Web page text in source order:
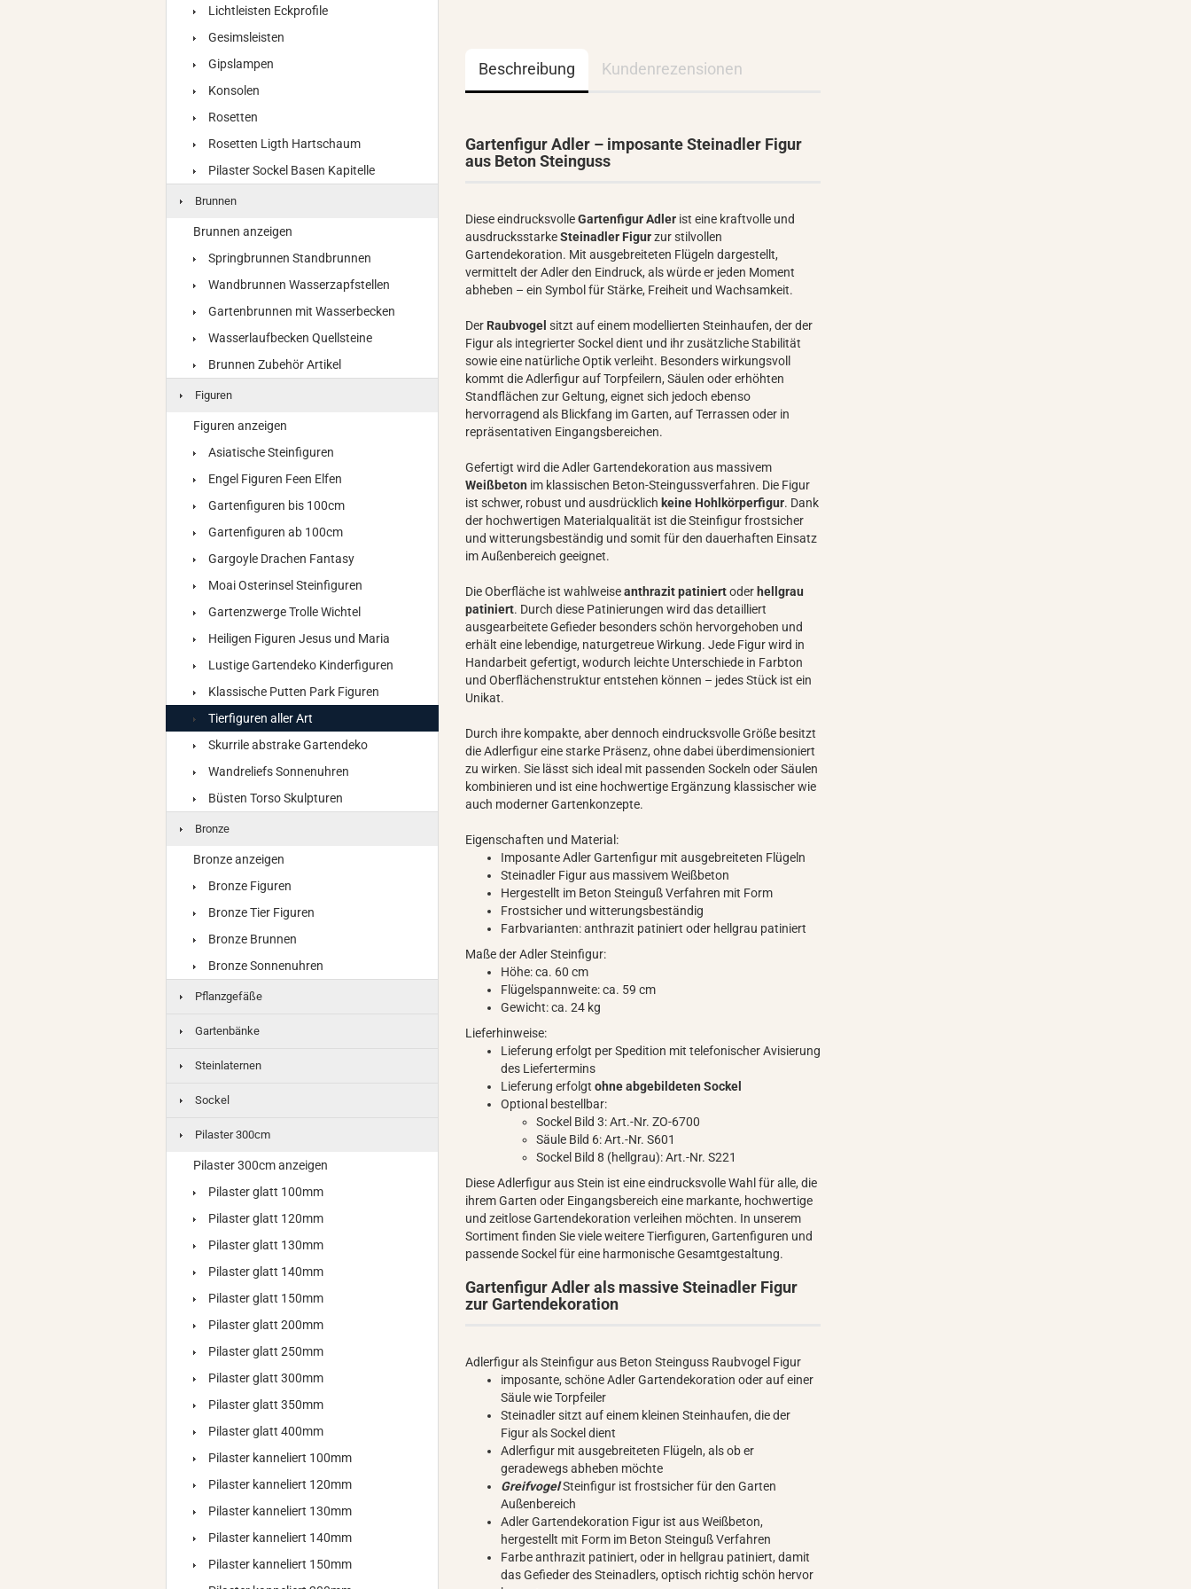
Beschreibung Kundenrezensionen
Gartenfigur Adler – imposante Steinadler Figur
aus Beton Steinguss
Diese eindrucksvolleGartenfigur Adler ist eine kraftvolle und
ausdrucksstarkeSteinadler Figurzur stilvollen
Gartendekoration. Mit ausgebreiteten Flügeln dargestellt,
vermittelt der Adler den Eindruck, als würde er jeden Moment
abheben – ein Symbol für Stärke, Freiheit und Wachsamkeit.
Der Raubvogel sitzt auf einem modellierten Steinhaufen, der der
Figur als integrierter Sockel dient und ihr zusätzliche Stabilität
sowie eine natürliche Optik verleiht. Besonders wirkungsvoll
kommt die Adlerfigur auf Torpfeilern, Säulen oder erhöhten
Standflächen zur Geltung, eignet sich jedoch ebenso
hervorragend als Blickfang im Garten, auf Terrassen oder in
repräsentativen Eingangsbereichen.
Gefertigt wird die Adler Gartendekoration aus massivem
Weißbeton im klassischen Beton-Steingussverfahren. Die Figur
ist schwer, robust und ausdrücklich keine Hohlkörperfigur. Dank
der hochwertigen Materialqualität ist die Steinfigur frostsicher
und witterungsbeständig und somit für den dauerhaften Einsatz
im Außenbereich geeignet.
Die Oberfläche ist wahlweiseanthrazit patiniertoder hellgrau
patiniert. Durch diese Patinierungen wird das detailliert
ausgearbeitete Gefieder besonders schön hervorgehoben und
erhält eine lebendige, naturgetreue Wirkung. Jede Figur wird in
Handarbeit gefertigt, wodurch leichte Unterschiede in Farbton
und Oberflächenstruktur entstehen können – jedes Stück ist ein
Unikat.
Durch ihre kompakte, aber dennoch eindrucksvolle Größe besitzt
die Adlerfigur eine starke Präsenz, ohne dabei überdimensioniert
zu wirken. Sie lässt sich ideal mit passenden Sockeln oder Säulen
kombinieren und ist eine hochwertige Ergänzung klassischer wie
auch moderner Gartenkonzepte.
Eigenschaften und Material:
Imposante Adler Gartenfigur mit ausgebreiteten Flügeln
Steinadler Figur aus massivem Weißbeton
Hergestellt im Beton Steinguß Verfahren mit Form
Frostsicher und witterungsbeständig
Farbvarianten: anthrazit patiniert oder hellgrau patiniert
Maße der Adler Steinfigur:
Höhe: ca. 60 cm
Flügelspannweite: ca. 59 cm
Gewicht: ca. 24 kg
Lieferhinweise:
Lieferung erfolgt per Spedition mit telefonischer Avisierung
des Liefertermins
Lieferung erfolgtohne abgebildeten Sockel
Optional bestellbar:
Sockel Bild 3: Art.-Nr. ZO-6700
Säule Bild 6: Art.-Nr. S601
Sockel Bild 8 (hellgrau): Art.-Nr. S221
Diese Adlerfigur aus Stein ist eine eindrucksvolle Wahl für alle, die
ihrem Garten oder Eingangsbereich eine markante, hochwertige
und zeitlose Gartendekoration verleihen möchten. In unserem
Sortiment finden Sie viele weitere Tierfiguren, Gartenfiguren und
passende Sockel für eine harmonische Gesamtgestaltung.
Gartenfigur Adler als massive Steinadler Figur
zur Gartendekoration
Adlerfigur als Steinfigur aus Beton Steinguss Raubvogel Figur
imposante, schöne Adler Gartendekoration oder auf einer
Säule wie Torpfeiler
Steinadler sitzt auf einem kleinen Steinhaufen, die der
Figur als Sockel dient
Adlerfigur mit ausgebreiteten Flügeln, als ob er
geradewegs abheben möchte
GreifvogelSteinfigur ist frostsicher für den Garten
Außenbereich
Adler Gartendekoration Figur ist aus Weißbeton,
hergestellt mit Form im Beton Steinguß Verfahren
Farbe anthrazit patiniert, oder in hellgrau patiniert, damit
das Gefieder des Steinadlers, optisch richtig schön hervor
Lichtleisten Eckprofile
Gesimsleisten
Gipslampen
Konsolen
Rosetten
Rosetten Ligth Hartschaum
Pilaster Sockel Basen Kapitelle
Brunnen
Brunnen anzeigen
Springbrunnen Standbrunnen
Wandbrunnen Wasserzapfstellen
Gartenbrunnen mit Wasserbecken
Wasserlaufbecken Quellsteine
Brunnen Zubehör Artikel
Figuren
Figuren anzeigen
Asiatische Steinfiguren
Engel Figuren Feen Elfen
Gartenfiguren bis 100cm
Gartenfiguren ab 100cm
Gargoyle Drachen Fantasy
Moai Osterinsel Steinfiguren
Gartenzwerge Trolle Wichtel
Heiligen Figuren Jesus und Maria
Lustige Gartendeko Kinderfiguren
Klassische Putten Park Figuren
Tierfiguren aller Art
Skurrile abstrake Gartendeko
Wandreliefs Sonnenuhren
Büsten Torso Skulpturen
Bronze
Bronze anzeigen
Bronze Figuren
Bronze Tier Figuren
Bronze Brunnen
Bronze Sonnenuhren
Pflanzgefäße
Gartenbänke
Steinlaternen
Sockel
Pilaster 300cm
Pilaster 300cm anzeigen
Pilaster glatt 100mm
Pilaster glatt 120mm
Pilaster glatt 130mm
Pilaster glatt 140mm
Pilaster glatt 150mm
Pilaster glatt 200mm
Pilaster glatt 250mm
Pilaster glatt 300mm
Pilaster glatt 350mm
Pilaster glatt 400mm
Pilaster kanneliert 100mm
Pilaster kanneliert 120mm
Pilaster kanneliert 130mm
Pilaster kanneliert 140mm
Pilaster kanneliert 150mm